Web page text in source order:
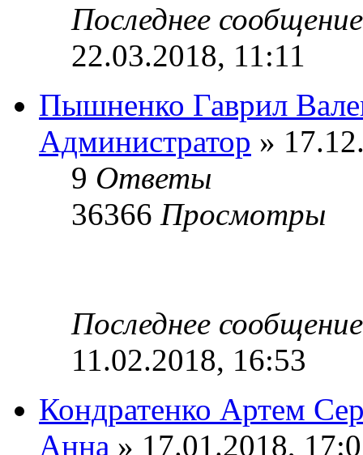
Последнее
22.03.2018, 11:11
Пышненко Гаврил
Администратор »
9 Ответы
36366 Просмотры
Последнее
11.02.2018, 16:53
Кондратенко Артем
Анна » 17.01.2018,